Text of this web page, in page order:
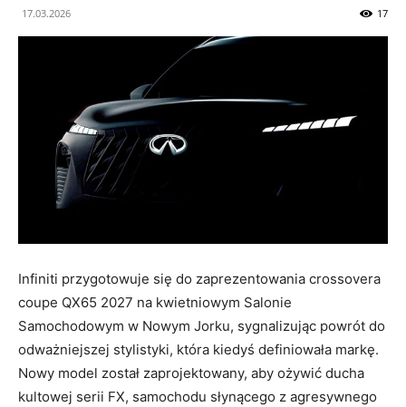
автомобілів
17.03.2026 17
Infiniti przygotowuje się do zaprezentowania crossovera
coupe QX65 2027 na kwietniowym Salonie
Samochodowym w Nowym Jorku, sygnalizując powrót do
odważniejszej stylistyki, która kiedyś definiowała markę.
Nowy model został zaprojektowany, aby ożywić ducha
kultowej serii FX, samochodu słynącego z agresywnego